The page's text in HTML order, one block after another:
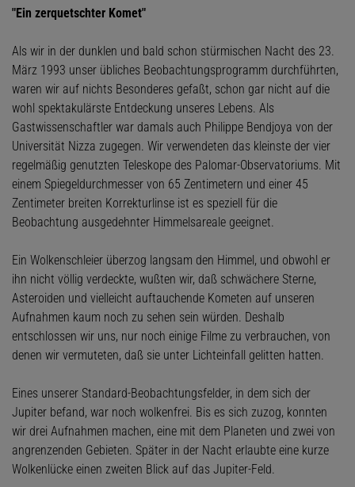
"Ein zerquetschter Komet"
Als wir in der dunklen und bald schon stürmischen Nacht des 23.
März 1993 unser übliches Beobachtungsprogramm durchführten,
waren wir auf nichts Besonderes gefaßt, schon gar nicht auf die
wohl spektakulärste Entdeckung unseres Lebens. Als
Gastwissenschaftler war damals auch Philippe Bendjoya von der
Universität Nizza zugegen. Wir verwendeten das kleinste der vier
regelmäßig genutzten Teleskope des Palomar-Observatoriums. Mit
einem Spiegeldurchmesser von 65 Zentimetern und einer 45
Zentimeter breiten Korrekturlinse ist es speziell für die
Beobachtung ausgedehnter Himmelsareale geeignet.
Ein Wolkenschleier überzog langsam den Himmel, und obwohl er
ihn nicht völlig verdeckte, wußten wir, daß schwächere Sterne,
Asteroiden und vielleicht auftauchende Kometen auf unseren
Aufnahmen kaum noch zu sehen sein würden. Deshalb
entschlossen wir uns, nur noch einige Filme zu verbrauchen, von
denen wir vermuteten, daß sie unter Lichteinfall gelitten hatten.
Eines unserer Standard-Beobachtungsfelder, in dem sich der
Jupiter befand, war noch wolkenfrei. Bis es sich zuzog, konnten
wir drei Aufnahmen machen, eine mit dem Planeten und zwei von
angrenzenden Gebieten. Später in der Nacht erlaubte eine kurze
Wolkenlücke einen zweiten Blick auf das Jupiter-Feld.